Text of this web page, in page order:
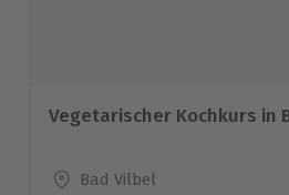
Vegetarischer Kochkurs in
Standort
Bad Vilbel